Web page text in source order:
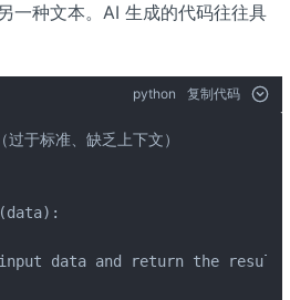
一种文本。AI 生成的代码往往具
python 复制代码
于标准、缺乏上下文）
data and return the result.